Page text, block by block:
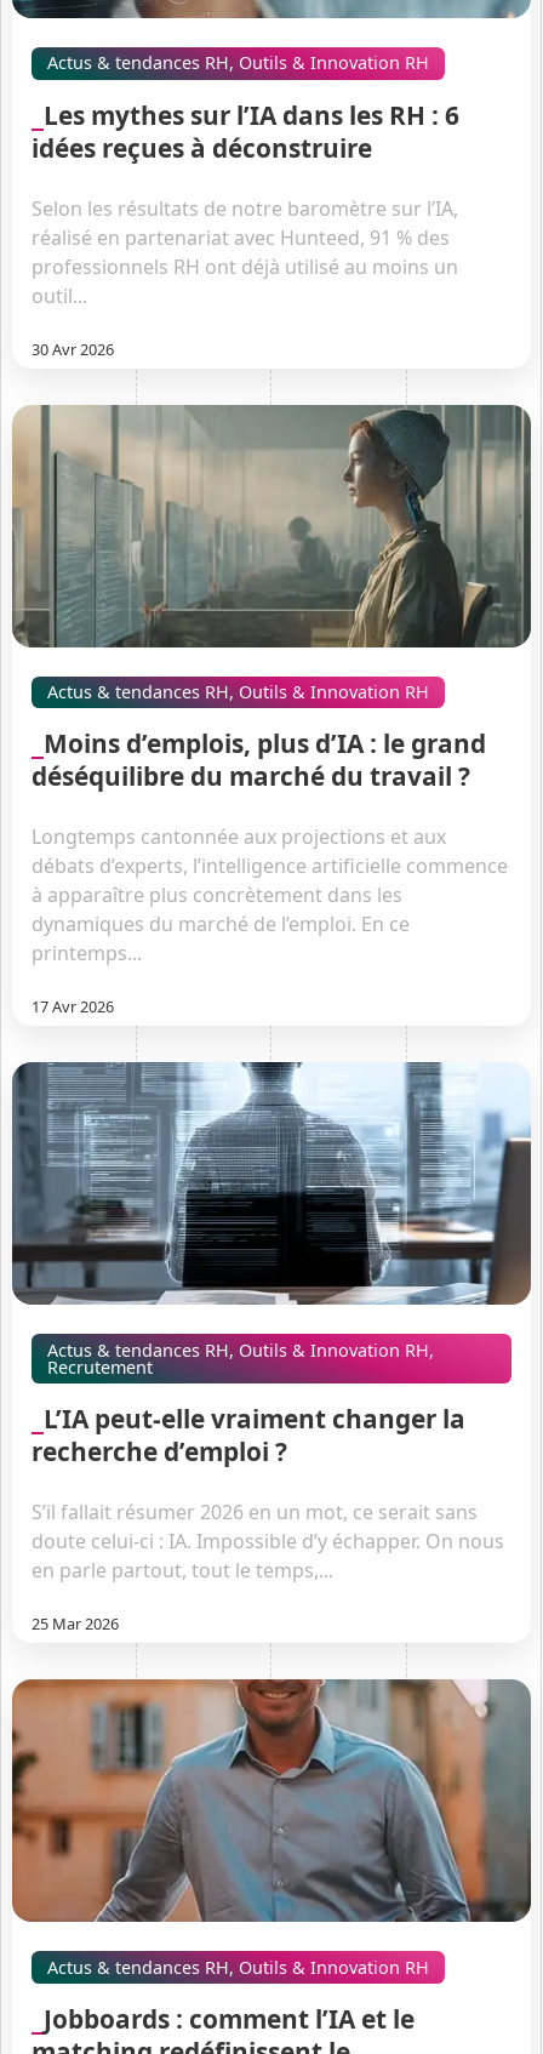
Actus & tendances RH,Outils & Innovation RH
Les mythes sur l’IA dans les RH : 6
idées reçues à déconstruire
Selon les résultats de notre baromètre sur l’IA,
réalisé en partenariat avec Hunteed, 91 % des
professionnels RH ont déjà utilisé au moins un
outil...
30 Avr 2026
Actus & tendances RH,Outils & Innovation RH
Moins d’emplois, plus d’IA : le grand
déséquilibre du marché du travail ?
Longtemps cantonnée aux projections et aux
débats d’experts, l’intelligence artificielle commence
à apparaître plus concrètement dans les
dynamiques du marché de l’emploi. En ce
printemps...
17 Avr 2026
Actus & tendances RH,Outils & Innovation RH,
Recrutement
L’IA peut-elle vraiment changer la
recherche d’emploi ?
S’il fallait résumer 2026 en un mot, ce serait sans
doute celui-ci : IA. Impossible d’y échapper. On nous
en parle partout, tout le temps,...
25 Mar 2026
Actus & tendances RH,Outils & Innovation RH
Jobboards : comment l’IA et le